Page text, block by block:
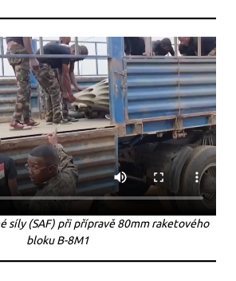
síly (SAF) při přípravě 80mm raketového
bloku B-8M1